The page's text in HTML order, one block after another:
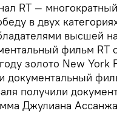
RT —
в двух
высшей
фильм RT
золото New York
документальный
получили
Джулиана